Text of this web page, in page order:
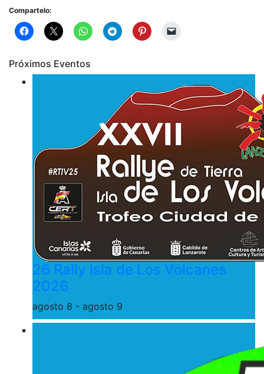
Compartelo:
Próximos Eventos
26 Rally Isla de Los Volcanes
2026
agosto 8 - agosto 9